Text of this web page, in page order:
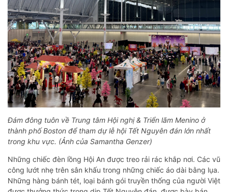
Đám đông tuôn về Trung tâm Hội nghị & Triển lãm Menino ở
thành phố Boston để tham dự lễ hội Tết Nguyên đán lớn nhất
trong khu vực. (Ảnh của Samantha Genzer)
Những chiếc đèn lồng Hội An được treo rải rác khắp nơi. Các vũ
công lướt nhẹ trên sân khấu trong những chiếc áo dài bằng lụa.
Những hàng bánh tét, loại bánh gói truyền thống của người Việt